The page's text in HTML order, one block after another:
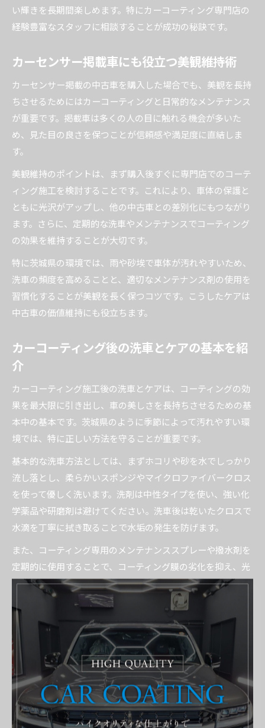
い輝きを長期間楽しめます。特にカーコーティング専門店の
経験豊富なスタッフに相談することが成功の秘訣です。
カーセンサー掲載車にも役立つ美観維持術
カーセンサー掲載の中古車を購入した場合でも、美観を長持
ちさせるためにはカーコーティングと日常的なメンテナンス
が重要です。掲載車は多くの人の目に触れる機会が多いた
め、見た目の良さを保つことが信頼感や満足度に直結しま
す。
美観維持のポイントは、まず購入後すぐに専門店でのコーテ
ィング施工を検討することです。これにより、車体の保護と
ともに光沢がアップし、他の中古車との差別化にもつながり
ます。さらに、定期的な洗車やメンテナンスでコーティング
の効果を維持することが大切です。
特に茨城県の環境では、雨や砂埃で車体が汚れやすいため、
洗車の頻度を高めることと、適切なメンテナンス剤の使用を
習慣化することが美観を長く保つコツです。こうしたケアは
中古車の価値維持にも役立ちます。
カーコーティング後の洗車とケアの基本を紹
介
カーコーティング施工後の洗車とケアは、コーティングの効
果を最大限に引き出し、車の美しさを長持ちさせるための基
本中の基本です。茨城県のように季節によって汚れやすい環
境では、特に正しい方法を守ることが重要です。
基本的な洗車方法としては、まずホコリや砂を水でしっかり
流し落とし、柔らかいスポンジやマイクロファイバークロス
を使って優しく洗います。洗剤は中性タイプを使い、強い化
学薬品や研磨剤は避けてください。洗車後は乾いたクロスで
水滴を丁寧に拭き取ることで水垢の発生を防げます。
また、コーティング専用のメンテナンススプレーや撥水剤を
定期的に使用することで、コーティング膜の劣化を抑え、光
沢や撥水性を維持できます。これらの基本的なケアを習慣化
することが、カーコーティングの長寿命化に直結します。
愛車に最適なメンテナンスを選
ぶコツ
カーコーティング後に必要な定期メンテナン